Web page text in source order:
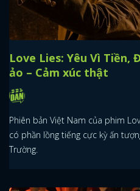
Love Lies: Yêu Vì Tiền,
ảo – Cảm xúc thật
Phiên bản Việt Nam của phim
có phần lồng tiếng cực kỳ ấn
Trường.